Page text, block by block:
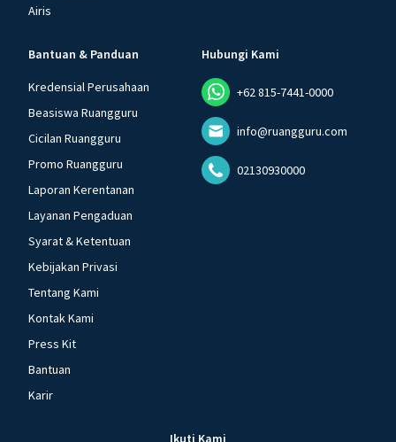
Airis
Bantuan & Panduan
Kredensial Perusahaan
Beasiswa Ruangguru
Cicilan Ruangguru
Promo Ruangguru
Laporan Kerentanan
Layanan Pengaduan
Syarat & Ketentuan
Kebijakan Privasi
Tentang Kami
Kontak Kami
Press Kit
Bantuan
Karir
Hubungi Kami
+62 815-7441-0000
info@ruangguru.com
02130930000
Ikuti Kami